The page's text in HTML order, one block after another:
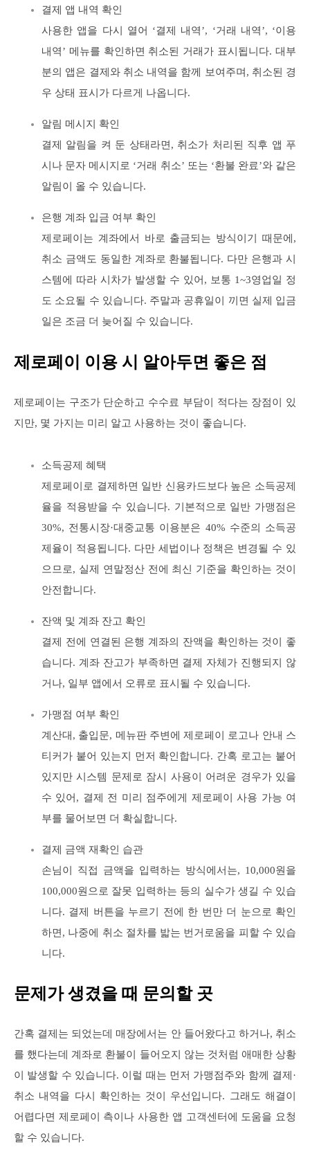
결제 앱 내역 확인
사용한 앱을 다시 열어 ‘결제 내역’, ‘거래 내역’, ‘이용
내역’ 메뉴를 확인하면 취소된 거래가 표시됩니다. 대부
분의 앱은 결제와 취소 내역을 함께 보여주며, 취소된 경
우 상태 표시가 다르게 나옵니다.
알림 메시지 확인
결제 알림을 켜 둔 상태라면, 취소가 처리된 직후 앱 푸
시나 문자 메시지로 ‘거래 취소’ 또는 ‘환불 완료’와 같은
알림이 올 수 있습니다.
은행 계좌 입금 여부 확인
제로페이는 계좌에서 바로 출금되는 방식이기 때문에,
취소 금액도 동일한 계좌로 환불됩니다. 다만 은행과 시
스템에 따라 시차가 발생할 수 있어, 보통 1~3영업일 정
도 소요될 수 있습니다. 주말과 공휴일이 끼면 실제 입금
일은 조금 더 늦어질 수 있습니다.
제로페이 이용 시 알아두면 좋은 점
제로페이는 구조가 단순하고 수수료 부담이 적다는 장점이 있
지만, 몇 가지는 미리 알고 사용하는 것이 좋습니다.
소득공제 혜택
제로페이로 결제하면 일반 신용카드보다 높은 소득공제
율을 적용받을 수 있습니다. 기본적으로 일반 가맹점은
30%, 전통시장·대중교통 이용분은 40% 수준의 소득공
제율이 적용됩니다. 다만 세법이나 정책은 변경될 수 있
으므로, 실제 연말정산 전에 최신 기준을 확인하는 것이
안전합니다.
잔액 및 계좌 잔고 확인
결제 전에 연결된 은행 계좌의 잔액을 확인하는 것이 좋
습니다. 계좌 잔고가 부족하면 결제 자체가 진행되지 않
거나, 일부 앱에서 오류로 표시될 수 있습니다.
가맹점 여부 확인
계산대, 출입문, 메뉴판 주변에 제로페이 로고나 안내 스
티커가 붙어 있는지 먼저 확인합니다. 간혹 로고는 붙어
있지만 시스템 문제로 잠시 사용이 어려운 경우가 있을
수 있어, 결제 전 미리 점주에게 제로페이 사용 가능 여
부를 물어보면 더 확실합니다.
결제 금액 재확인 습관
손님이 직접 금액을 입력하는 방식에서는, 10,000원을
100,000원으로 잘못 입력하는 등의 실수가 생길 수 있습
니다. 결제 버튼을 누르기 전에 한 번만 더 눈으로 확인
하면, 나중에 취소 절차를 밟는 번거로움을 피할 수 있습
니다.
문제가 생겼을 때 문의할 곳
간혹 결제는 되었는데 매장에서는 안 들어왔다고 하거나, 취소
를 했다는데 계좌로 환불이 들어오지 않는 것처럼 애매한 상황
이 발생할 수 있습니다. 이럴 때는 먼저 가맹점주와 함께 결제·
취소 내역을 다시 확인하는 것이 우선입니다. 그래도 해결이
어렵다면 제로페이 측이나 사용한 앱 고객센터에 도움을 요청
할 수 있습니다.